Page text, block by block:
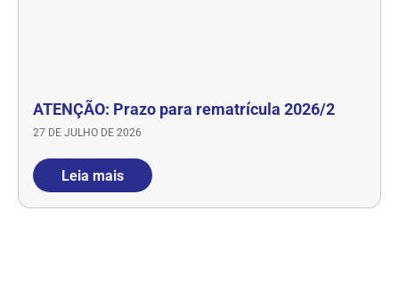
ATENÇÃO: Prazo para rematrícula 2026/2
27 DE JULHO DE 2026
Leia mais